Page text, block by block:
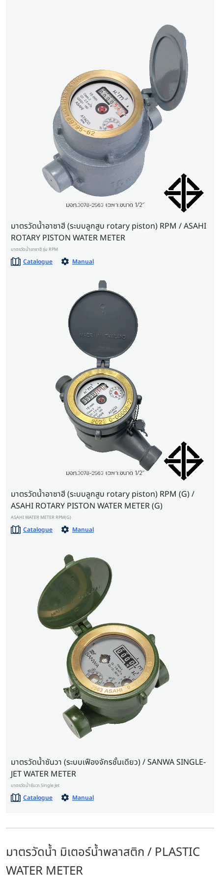
มาตรวัดน้ำอาซาฮี (ระบบลูกสูบ rotary piston) RPM / ASAHI
ROTARY PISTON WATER METER
มาตรวัดน้ำอาซาฮี รุ่น RPM
Catalogue Manual
มาตรวัดน้ำอาซาฮี (ระบบลูกสูบ rotary piston) RPM (G) /
ASAHI ROTARY PISTON WATER METER (G)
ASAHI WATER METER RPM(G)
Catalogue Manual
มาตรวัดน้ำซันวา (ระบบเฟืองจักรชั้นเดียว) / SANWA SINGLE-
JET WATER METER
มาตรวัดน้ำซันวา Single Jet
Catalogue Manual
มาตรวัดน้ำ มิเตอร์น้ำพลาสติก / PLASTIC
WATER METER